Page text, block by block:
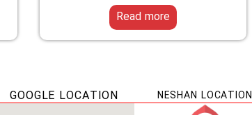
Read more
NESHAN LOCATION
GOOGLE LOCATION